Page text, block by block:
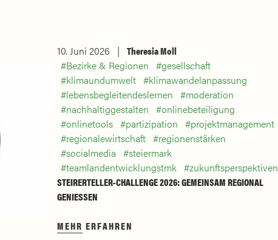
10. Juni 2026
Theresia Moll
Bezirke & Regionen
gesellschaft
klimaundumwelt
klimawandelanpassung
lebensbegleitendeslernen
moderation
nachhaltiggestalten
onlinebeteiligung
onlinetools
partizipation
projektmanagement
regionalewirtschaft
regionenstärken
socialmedia
steiermark
teamlandentwicklungstmk
zukunftsperspektiven
STEIRERTELLER-CHALLENGE 2026: GEMEINSAM REGIONAL
GENIESSEN
MEHR ERFAHREN